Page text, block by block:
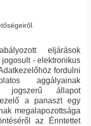
eljárások
- elektronikus
fordulni
aggályainak
jogszerű állapot
a panaszt egy
megalapozottsága
az Érintettet